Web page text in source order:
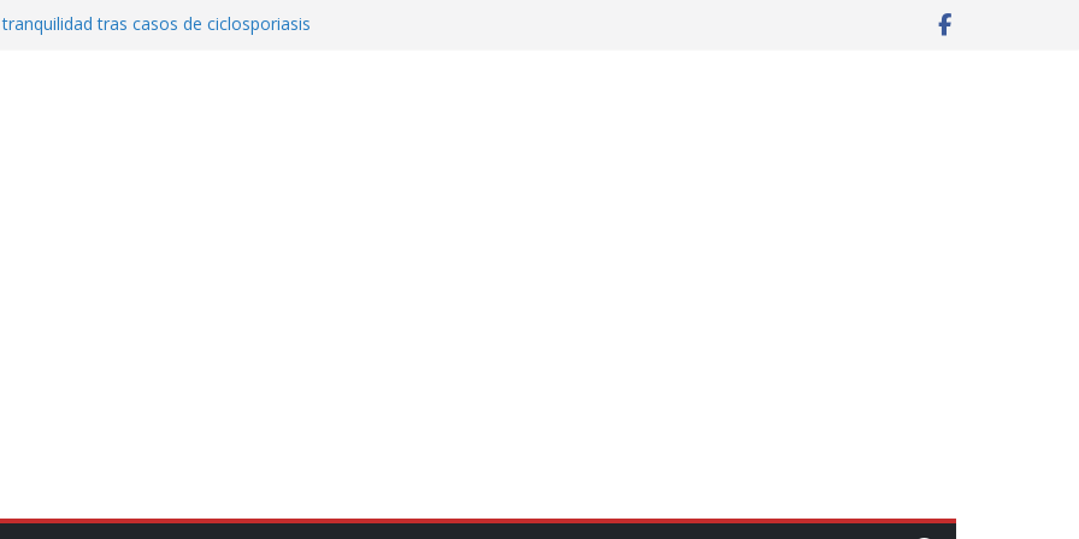
tras casos de ciclosporiasis
de vínculos con México: